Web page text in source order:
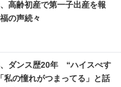
高齢初産で第一子出産を報
の声続々
ダンス歴20年 “ハイスぺす
私の憧れがつまってる」と話